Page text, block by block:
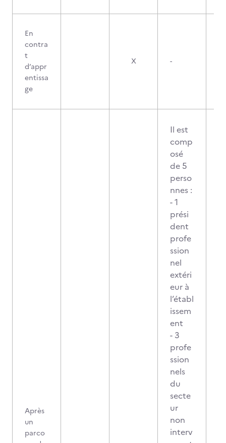
En
contra
t
d’appr
entissa
ge
X -
Après
un
parco
Il est
comp
osé
de 5
perso
nnes :
- 1
prési
dent
profe
ssion
nel
extéri
eur à
l’établ
issem
ent
- 3
profe
ssion
nels
du
secte
ur
non
interv